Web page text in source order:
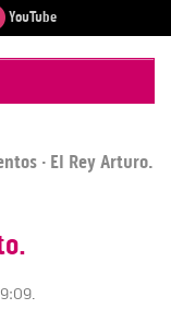
YouTube
· El Rey Arturo.